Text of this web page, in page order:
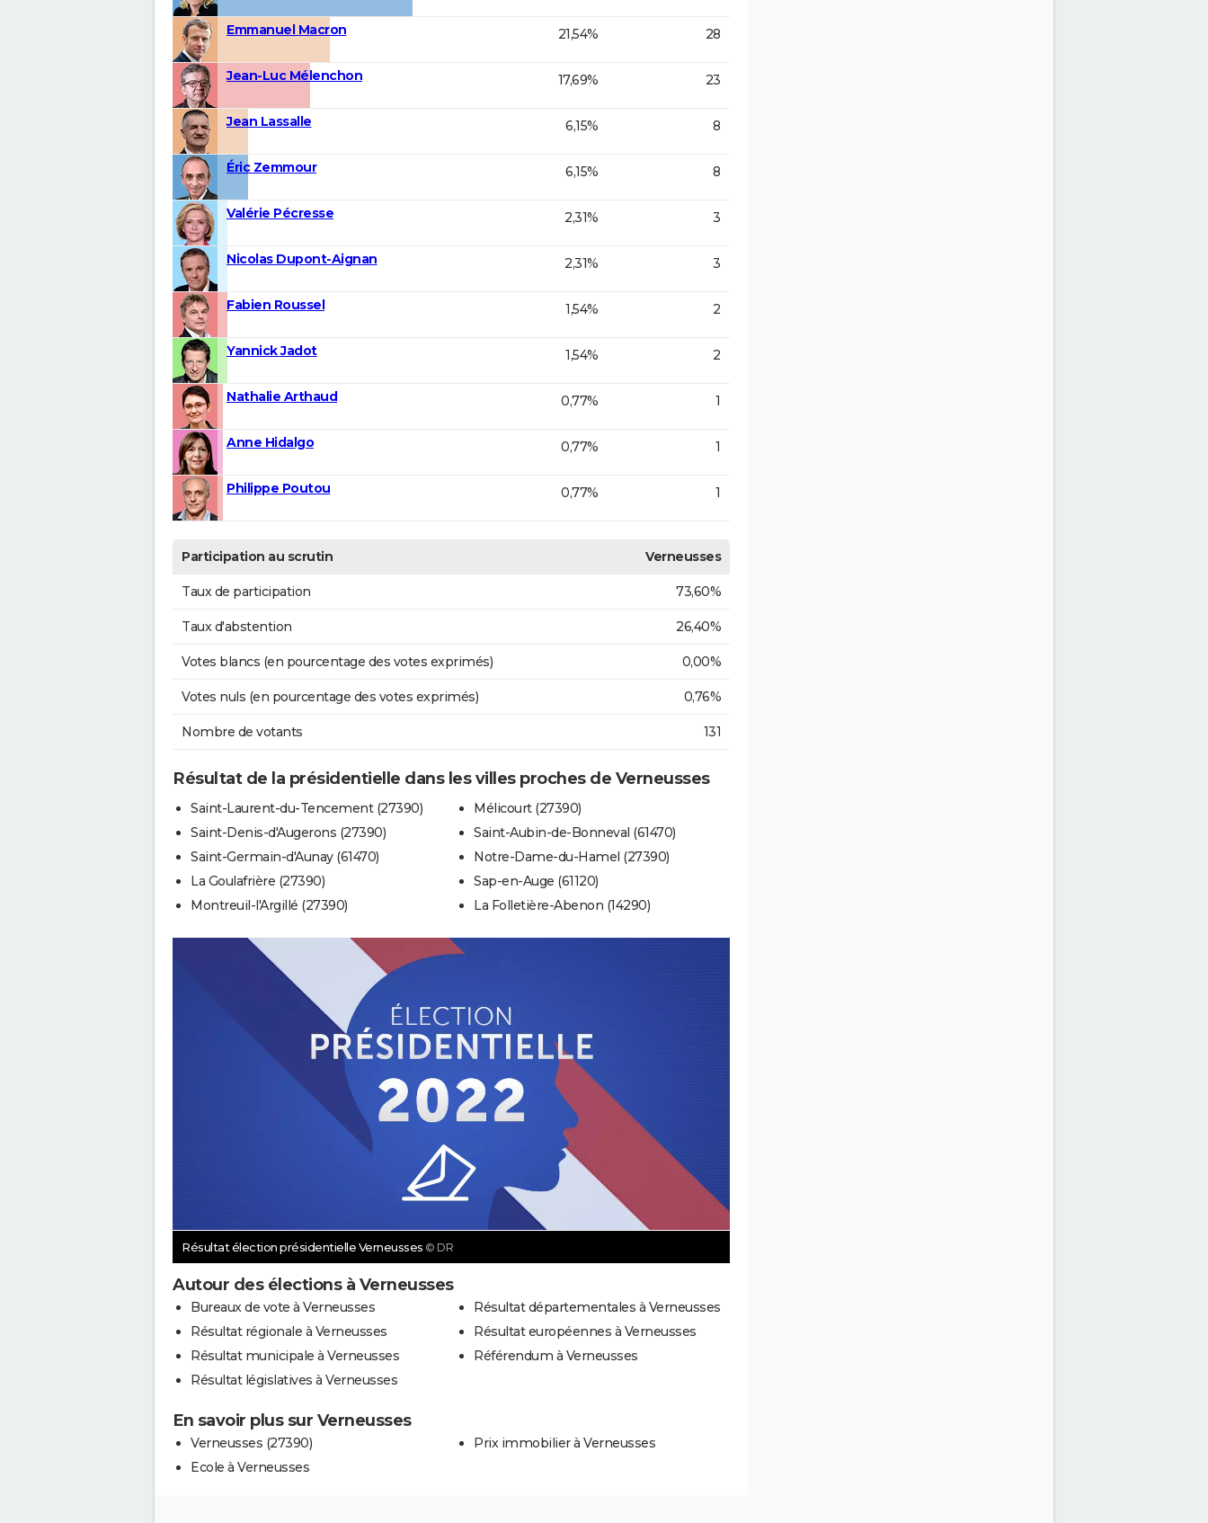
Emmanuel Macron 21,54% 28
Jean-Luc Mélenchon 17,69% 23
Jean Lassalle 6,15% 8
Éric Zemmour 6,15% 8
Valérie Pécresse 2,31% 3
Nicolas Dupont-Aignan 2,31% 3
Fabien Roussel 1,54% 2
Yannick Jadot 1,54% 2
Nathalie Arthaud 0,77% 1
Anne Hidalgo 0,77% 1
Philippe Poutou 0,77% 1
Participation au scrutin Verneusses
Taux de participation 73,60%
Taux d'abstention 26,40%
Votes blancs (en pourcentage des votes exprimés) 0,00%
Votes nuls (en pourcentage des votes exprimés) 0,76%
Nombre de votants 131
Résultat de la présidentielle dans les villes proches de Verneusses
Saint-Laurent-du-Tencement (27390)
Saint-Denis-d'Augerons (27390)
Saint-Germain-d'Aunay (61470)
La Goulafrière (27390)
Montreuil-l'Argillé (27390)
Mélicourt (27390)
Saint-Aubin-de-Bonneval (61470)
Notre-Dame-du-Hamel (27390)
Sap-en-Auge (61120)
La Folletière-Abenon (14290)
Résultat élection présidentielle Verneusses © DR
Autour des élections à Verneusses
Bureaux de vote à Verneusses
Résultat régionale à Verneusses
Résultat municipale à Verneusses
Résultat législatives à Verneusses
Résultat départementales à Verneusses
Résultat européennes à Verneusses
Référendum à Verneusses
En savoir plus sur Verneusses
Verneusses (27390)
Ecole à Verneusses
Prix immobilier à Verneusses